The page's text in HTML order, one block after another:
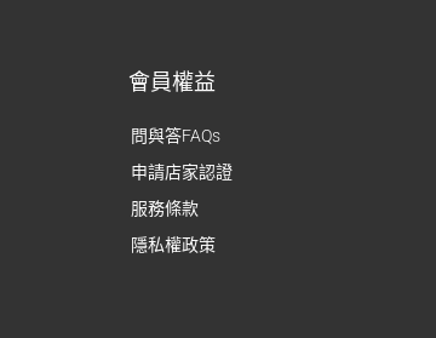
會員權益
問與答FAQs
申請店家認證
服務條款
隱私權政策